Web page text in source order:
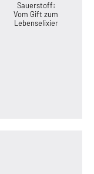
Sauerstoff:
Vom Gift zum
Lebenselixier